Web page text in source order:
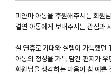
미얀마 아동을 후원해주시는 회원
결연 아동에게 보내주시는 관심과
설 연휴로 기대와 설렘이 가득했던
아동의 정성을 가득 담긴 편지가
회원님을 생각하는 마음이 참 예쁜